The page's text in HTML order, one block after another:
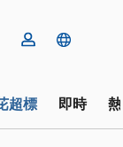
超標 即時